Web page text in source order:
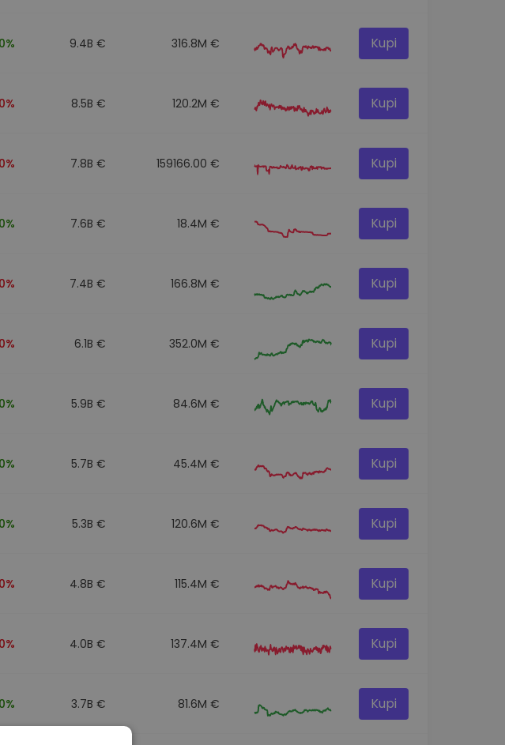
9.4B € 316.8M € Kupi
8.5B € 120.2M € Kupi
7.8B € 159166.00 € Kupi
7.6B € 18.4M € Kupi
7.4B € 166.8M € Kupi
6.1B € 352.0M € Kupi
5.9B € 84.6M € Kupi
5.7B € 45.4M € Kupi
5.3B € 120.6M € Kupi
4.8B € 115.4M € Kupi
4.0B € 137.4M € Kupi
3.7B € 81.6M € Kupi